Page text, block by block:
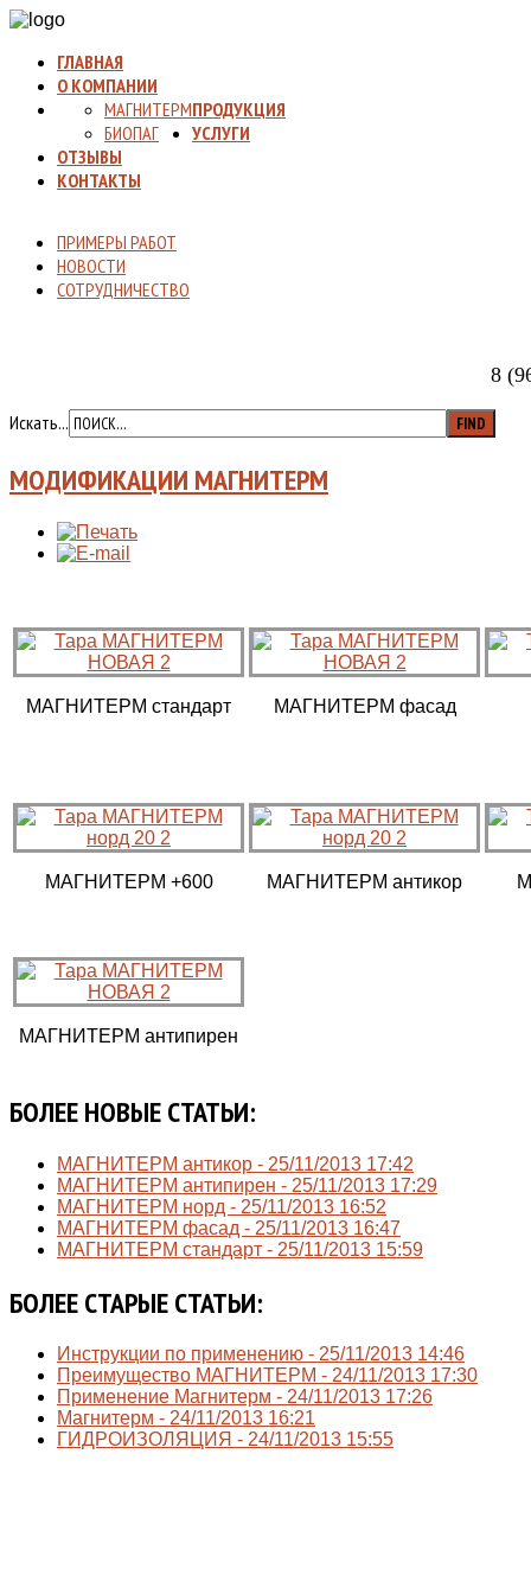
ГЛАВНАЯ
О КОМПАНИИ
ПРОДУКЦИЯ
МАГНИТЕРМ
БИОПАГ
УСЛУГИ
ОТЗЫВЫ
КОНТАКТЫ
ПРИМЕРЫ РАБОТ
НОВОСТИ
СОТРУДНИЧЕСТВО
8
Искать...
МОДИФИКАЦИИ МАГНИТЕРМ
МАГНИТЕРМ стандарт МАГНИТЕРМ фасад
МАГНИТЕРМ +600 МАГНИТЕРМ антикор
МАГНИТЕРМ антипирен
БОЛЕЕ НОВЫЕ СТАТЬИ:
МАГНИТЕРМ антикор - 25/11/2013 17:42
МАГНИТЕРМ антипирен - 25/11/2013 17:29
МАГНИТЕРМ норд - 25/11/2013 16:52
МАГНИТЕРМ фасад - 25/11/2013 16:47
МАГНИТЕРМ стандарт - 25/11/2013 15:59
БОЛЕЕ СТАРЫЕ СТАТЬИ:
Инструкции по применению - 25/11/2013 14:46
Преимущество МАГНИТЕРМ - 24/11/2013 17:30
Применение Магнитерм - 24/11/2013 17:26
Магнитерм - 24/11/2013 16:21
ГИДРОИЗОЛЯЦИЯ - 24/11/2013 15:55